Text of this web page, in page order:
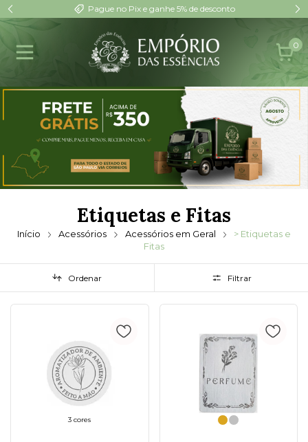
Pague no Pix e ganhe 5% de desconto
0
Etiquetas e Fitas
Início Acessórios Acessórios em Geral
> Etiquetas e
Fitas
Ordenar Filtrar
3 cores